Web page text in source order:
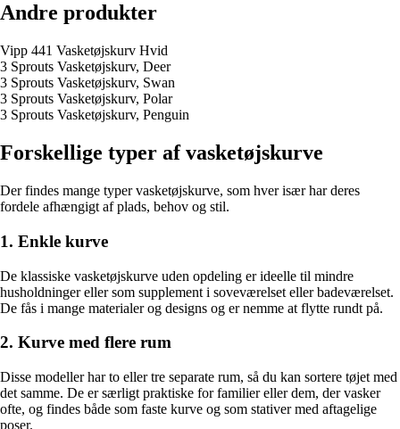
Andre produkter
Vipp 441 Vasketøjskurv Hvid
3 Sprouts Vasketøjskurv, Deer
3 Sprouts Vasketøjskurv, Swan
3 Sprouts Vasketøjskurv, Polar
3 Sprouts Vasketøjskurv, Penguin
Forskellige typer af vasketøjskurve
Der findes mange typer vasketøjskurve, som hver især har deres
fordele afhængigt af plads, behov og stil.
1. Enkle kurve
De klassiske vasketøjskurve uden opdeling er ideelle til mindre
husholdninger eller som supplement i soveværelset eller badeværelset.
De fås i mange materialer og designs og er nemme at flytte rundt på.
2. Kurve med flere rum
Disse modeller har to eller tre separate rum, så du kan sortere tøjet med
det samme. De er særligt praktiske for familier eller dem, der vasker
ofte, og findes både som faste kurve og som stativer med aftagelige
poser.